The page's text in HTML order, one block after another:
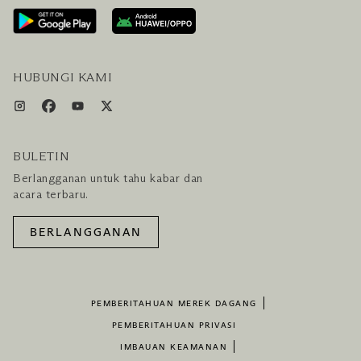
LAYANAN PENGUNJUNG & FASILITAS
PAKET LENGKAP HOTEL DAN PENERBANGAN
HUBUNGI KAMI
BULETIN
Berlangganan untuk tahu kabar dan
acara terbaru.
BERLANGGANAN
PEMBERITAHUAN MEREK DAGANG
PEMBERITAHUAN PRIVASI
IMBAUAN KEAMANAN